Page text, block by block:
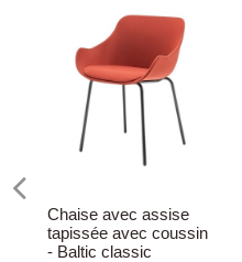
Chaise avec assise
tapissée avec coussin
- Baltic classic